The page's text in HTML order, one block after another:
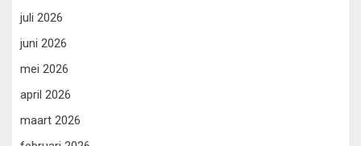
juli 2026
juni 2026
mei 2026
april 2026
maart 2026